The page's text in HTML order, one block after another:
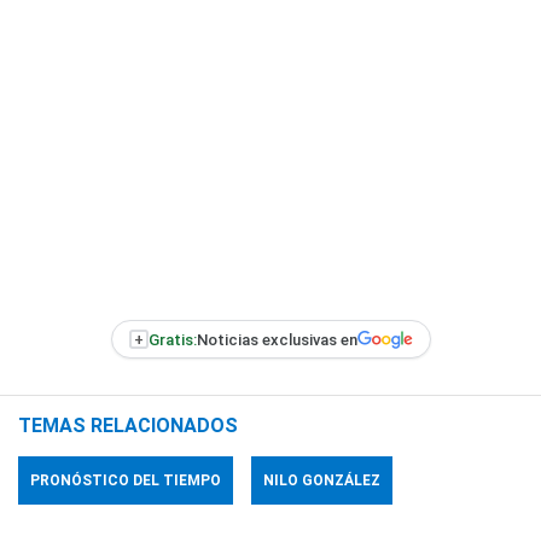
+ Gratis:Noticias exclusivas en
TEMAS RELACIONADOS
PRONÓSTICO DEL TIEMPO NILO GONZÁLEZ